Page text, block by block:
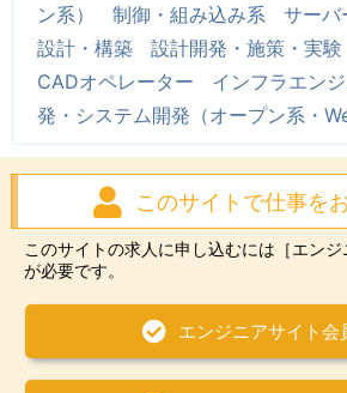
ン系）
制御・組み込み系
サーバ
設計・構築
設計開発・施策・実験
CADオペレーター
インフラエン
発・システム開発（オープン系・
このサイトで仕事を
このサイトの求人に申し込むには ［エン
が必要です。
エンジニアサイト会